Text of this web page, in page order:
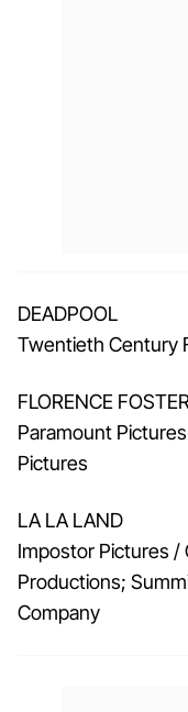
DEADPOOL
Twentieth Century
FLORENCE
Paramount
Pictures
LA LA LAND
Impostor Pictures /
Productions;
Company